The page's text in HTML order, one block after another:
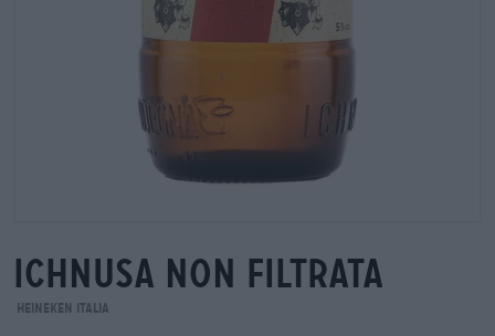
ichnusa non filtrata
Heineken Italia